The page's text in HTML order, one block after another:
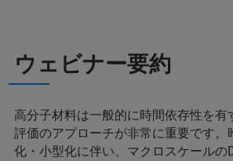
ウェビナー要約
高分子材料は一般的に時間依存性を有
評価のアプローチが非常に重要です。
化・小型化に伴い、マクロスケールの